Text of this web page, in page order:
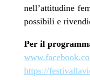
nell’attitudine
possibili e
Per il
https://